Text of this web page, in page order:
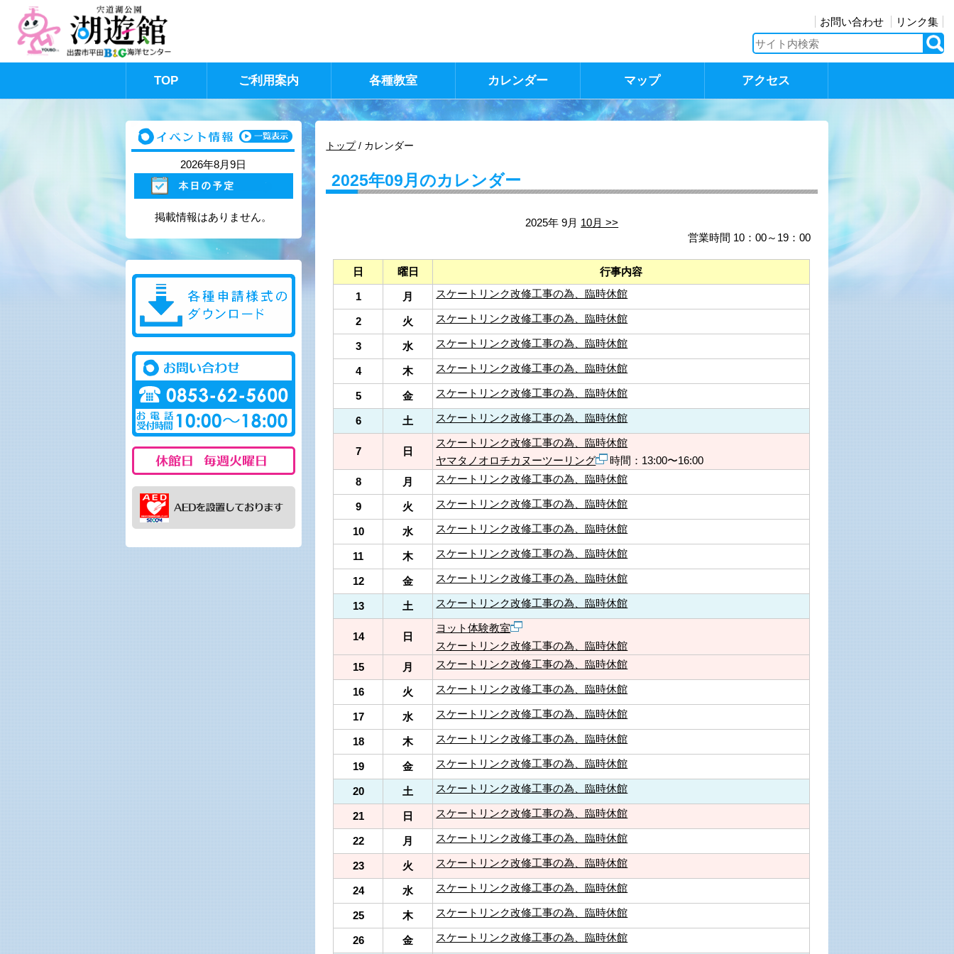
お問い合わせ リンク集
TOP ご利用案内 各種教室 カレンダー マップ アクセス
現
の
位
トップ/ カレンダー
2025年09月のカレンダー
2025年 9月 10月 >>
営業時間 10：00～19：00
日 曜日 行事内容
1 月 スケートリンク改修工事の為、臨時休館
2 火 スケートリンク改修工事の為、臨時休館
3 水 スケートリンク改修工事の為、臨時休館
4 木 スケートリンク改修工事の為、臨時休館
5 金 スケートリンク改修工事の為、臨時休館
6 土 スケートリンク改修工事の為、臨時休館
7 日
スケートリンク改修工事の為、臨時休館
ヤマタノオロチカヌーツーリング
時間：13:00〜16:00
8
月 スケートリンク改修工事の為、臨時休館
9 火 スケートリンク改修工事の為、臨時休館
10 水 スケートリンク改修工事の為、臨時休館
11 木 スケートリンク改修工事の為、臨時休館
12 金 スケートリンク改修工事の為、臨時休館
13 土 スケートリンク改修工事の為、臨時休館
14 日
ヨット体験教室
スケートリンク改修工事の為、臨時休館
15
月 スケートリンク改修工事の為、臨時休館
16 火 スケートリンク改修工事の為、臨時休館
17 水 スケートリンク改修工事の為、臨時休館
18 木 スケートリンク改修工事の為、臨時休館
19 金 スケートリンク改修工事の為、臨時休館
20 土 スケートリンク改修工事の為、臨時休館
21 日 スケートリンク改修工事の為、臨時休館
22 月 スケートリンク改修工事の為、臨時休館
23 火 スケートリンク改修工事の為、臨時休館
24 水 スケートリンク改修工事の為、臨時休館
25 木 スケートリンク改修工事の為、臨時休館
26 金 スケートリンク改修工事の為、臨時休館
2026年8月9日
掲載情報はありません。